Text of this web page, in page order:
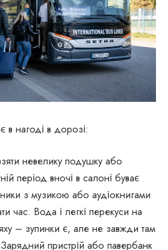
нагоді в дорозі:
невелику подушку або
період вночі в салоні буває
з музикою або аудіокнигами
час. Вода і легкі перекуси на
– зупинки є, але не завжди там
пристрій або павербанк